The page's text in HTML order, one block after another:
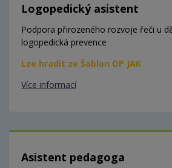
Logopedický asistent
Podpora přirozeného rozvoje řeči u
logopedická prevence
Lze hradit ze Šablon OP JAK
Více informací
Asistent pedagoga